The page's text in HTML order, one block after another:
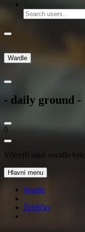
Wardle
- daily ground -
0
Včerejší tajné vozidlo
Hlavní menu
Wardle
Žebříčky